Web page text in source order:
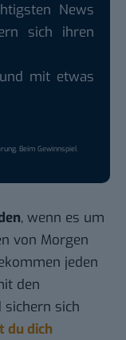
News
sich ihren
mit etwas
. Beim Gewinnspiel
, wenn es um
von Morgen
jeden
den
sichern sich
du dich